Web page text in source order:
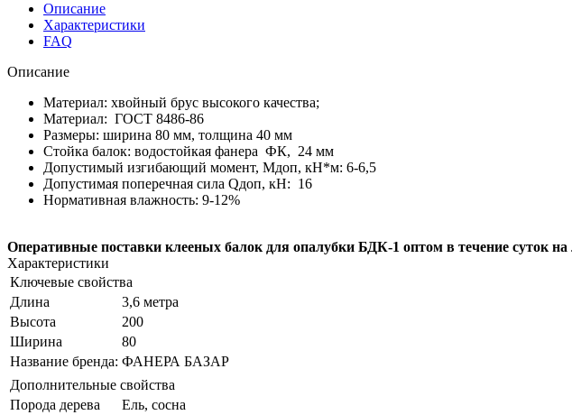
Описание
Характеристики
FAQ
Описание
Материал: хвойный брус высокого качества;
Материал: ГОСТ 8486-86
Размеры: ширина 80 мм, толщина 40 мм
Стойка балок: водостойкая фанера ФК, 24 мм
Допустимый изгибающий момент, Мдоп, кН*м: 6-6,5
Допустимая поперечная сила Qдоп, кН: 16
Нормативная влажность: 9-12%
Оперативные поставки клееных балок для опалубки БДК-1 оптом в течение суток на
Характеристики
Ключевые свойства
Длина
3,6 метра
Высота
200
Ширина
80
Название бренда: ФАНЕРА БАЗАР
Дополнительные свойства
Порода дерева
Ель, сосна